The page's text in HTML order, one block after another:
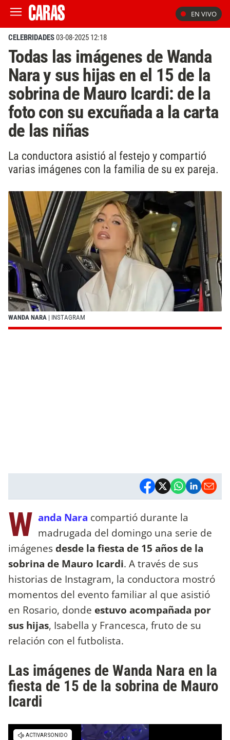
EN VIVO
CELEBRIDADES03-08-2025 12:18
Todas las imágenes de Wanda
Nara y sus hijas en el 15 de la
sobrina de Mauro Icardi: de la
foto con su excuñada a la carta
de las niñas
La conductora asistió al festejo y compartió
varias imágenes con la familia de su ex pareja.
WANDA NARA | INSTAGRAM
W anda Nara compartió durante la
madrugada del domingo una serie de
imágenesdesde la fiesta de 15 años de la
sobrina de Mauro Icardi. A través de sus
historias de Instagram, la conductora mostró
momentos del evento familiar al que asistió
en Rosario, donde estuvo acompañada por
sus hijas, Isabella y Francesca, fruto de su
relación con el futbolista.
Las imágenes de Wanda Nara en la
fiesta de 15 de la sobrina de Mauro
Icardi